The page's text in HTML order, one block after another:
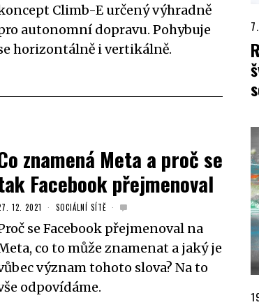
Climb-E určený výhradně
autonomní dopravu. Pohybuje
horizontálně i vertikálně.
znamená Meta a proč se
Facebook přejmenoval
12. 2021 SOCIÁLNÍ SÍTĚ
se Facebook přejmenoval na
co to může znamenat a jaký je
význam tohoto slova? Na to
odpovídáme.